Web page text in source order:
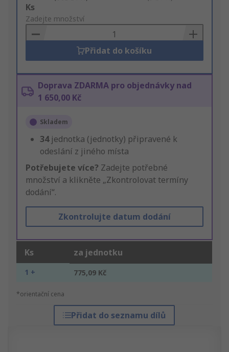
Add
to
Basket
Ks
Zadejte množství
Přidat do košíku
Doprava ZDARMA pro objednávky nad
1 650,00 Kč
Skladem
34 jednotka (jednotky) připravené k
odeslání z jiného místa
Potřebujete více? Zadejte potřebné
množství a klikněte „Zkontrolovat termíny
dodání“.
Zkontrolujte datum dodání
Ks za jednotku
1 + 775,09 Kč
*orientační cena
Přidat do seznamu dílů